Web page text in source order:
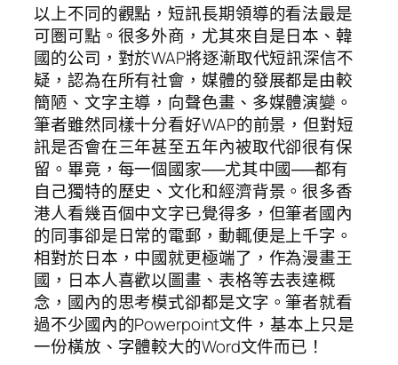
以上不同的觀點，短訊長期領導的看法最是
可圏可點。很多外商，尤其來自是日本、韓
國的公司，對於WAP將逐漸取代短訊深信不
疑，認為在所有社會，媒體的發展都是由較
簡陋、文字主導，向聲色畫、多媒體演變。
筆者雖然同樣十分看好WAP的前景，但對短
訊是否會在三年甚至五年內被取代卻很有保
留。畢竟，每一個國家──尤其中國──都有
自己獨特的歷史、文化和經濟背景。很多香
港人看幾百個中文字已覺得多，但筆者國內
的同事卻是日常的電郵，動輒便是上千字。
相對於日本，中國就更極端了，作為漫畫王
國，日本人喜歡以圖畫、表格等去表達概
念，國內的思考模式卻都是文字。筆者就看
過不少國內的Powerpoint文件，基本上只是
一份橫放、字體較大的Word文件而已！